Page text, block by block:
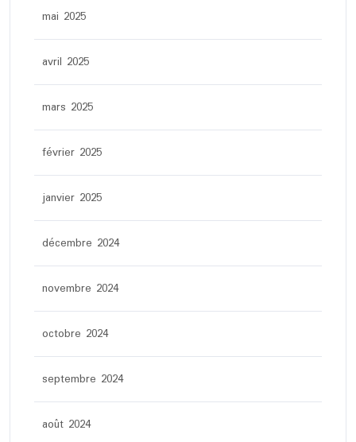
mai 2025
avril 2025
mars 2025
février 2025
janvier 2025
décembre 2024
novembre 2024
octobre 2024
septembre 2024
août 2024